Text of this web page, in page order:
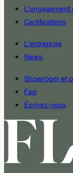
L’engagement
Certifications
L’entreprise
News
Showroom et
Faq
Écrivez-nous